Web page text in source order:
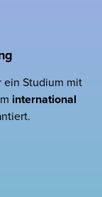
ein Studium mit
international